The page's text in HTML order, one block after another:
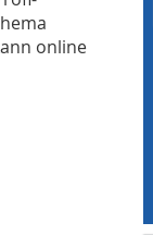
online